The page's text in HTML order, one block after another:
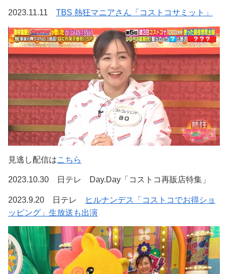
2023.11.11 TBS 熱狂マニアさん「コストコサミット」
見逃し配信はこちら
2023.10.30 日テレ Day.Day「コストコ再販店特集」
2023.9.20 日テレ
ヒルナンデス「コストコでお得ショ
ッピング」生放送も出演